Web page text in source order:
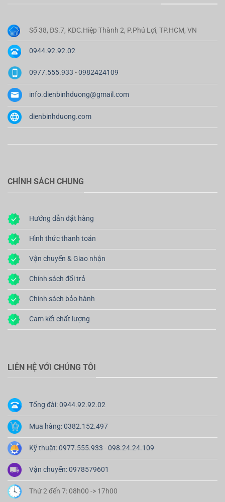
Số 38, ĐS.7, KDC.Hiệp Thành 2, P.Phú Lợi, TP.HCM, VN
0944.92.92.02
0977.555.933 -0982424109
info.dienbinhduong@gmail.com
dienbinhduong.com
CHÍNH SÁCH CHUNG
Hướng dẫn đặt hàng
Hình thức thanh toán
Vận chuyển & Giao nhận
Chính sách đổi trả
Chính sách bảo hành
Cam kết chất lượng
LIÊN HỆ VỚI CHÚNG TÔI
Tổng đài: 0944.92.92.02
Mua hàng: 0382.152.497
Kỹ thuật: 0977.555.933 - 098.24.24.109
Vận chuyển: 0978579601
Thứ 2 đến 7: 08h00 -> 17h00